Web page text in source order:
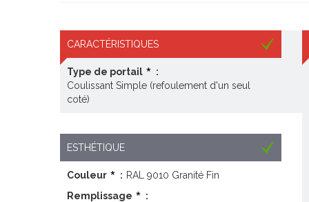
CARACTÉRISTIQUES
Type de portail
:
Coulissant Simple (refoulement d'un seul
coté)
ESTHÉTIQUE
Couleur : RAL 9010 Granité Fin
Remplissage
: